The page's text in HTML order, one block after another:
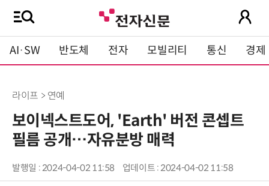
AI·SW 반도체 전자 모빌리티 통신 경제
라이프 > 연예
보이넥스트도어, 'Earth' 버전 콘셉트
필름 공개…자유분방 매력
발행일 : 2024-04-02 11:58 업데이트 : 2024-04-02 11:58